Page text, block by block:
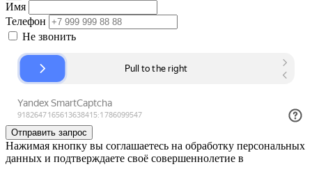
Имя
Телефон
Не звонить
Отправить запрос
Нажимая кнопку вы соглашаетесь на обработку персональных
данных и подтверждаете своё совершеннолетие в